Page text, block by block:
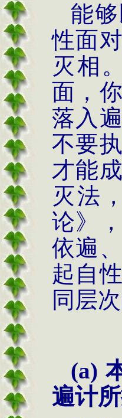
能
性面
灭相
面，
落入
不要
才能
灭法
论》
依遍
起自
同层
(a)
遍计